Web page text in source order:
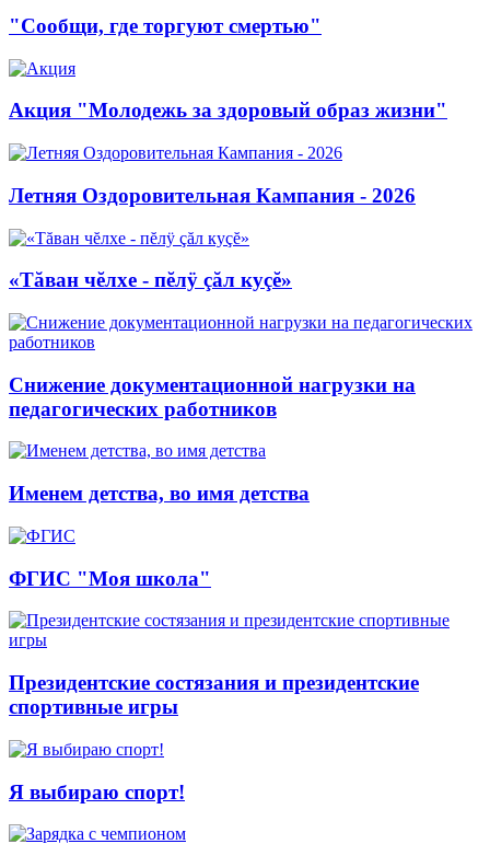
"Сообщи, где торгуют смертью"
Акция "Молодежь за здоровый образ жизни"
Летняя Оздоровительная Кампания - 2026
«Тăван чĕлхе - пĕлÿ çăл куçĕ»
Снижение документационной нагрузки на
педагогических работников
Именем детства, во имя детства
ФГИС "Моя школа"
Президентские состязания и президентские
спортивные игры
Я выбираю спорт!